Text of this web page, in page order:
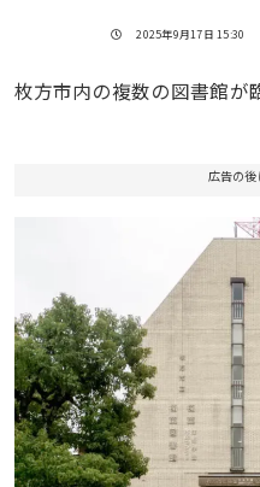
投稿日
2025年9月17日 15:30
枚方市内の複数の図書館が
広告の